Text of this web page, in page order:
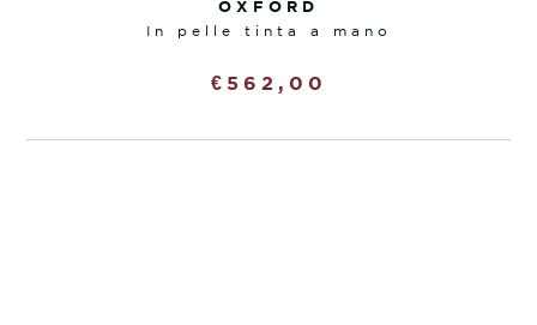
OXFORD
in pelle tinta a mano
€ 562,00